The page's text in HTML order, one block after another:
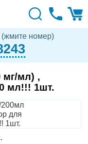
(жмите номер)
мг/мл) ,
мл!!! 1шт.